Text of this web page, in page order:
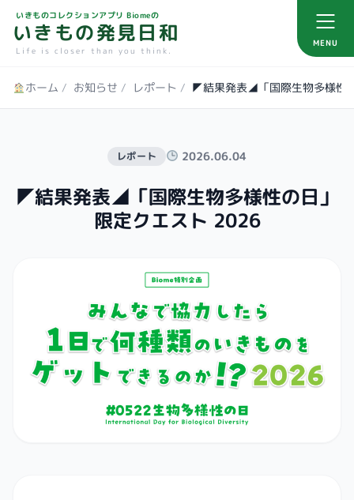
いきものコレクションアプリ Biomeの
いきもの発見日和
Life is closer than you think.
MENU
ホーム / お知らせ / レポート / ◤結果発表◢「国際生物多様性
レポート 2026.06.04
◤結果発表◢「国際生物多様性の日」
限定クエスト 2026